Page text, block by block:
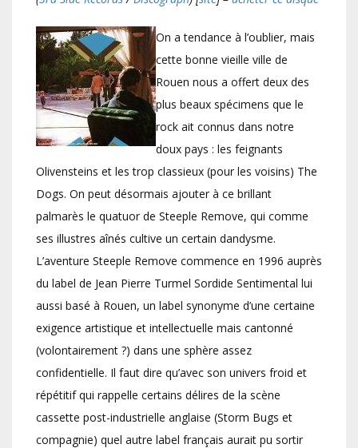
On a tendance à l’oublier, mais
cette bonne vieille ville de
Rouen nous a offert deux des
plus beaux spécimens que le
rock ait connus dans notre
doux pays : les feignants
Olivensteins et les trop classieux (pour les voisins) The
Dogs. On peut désormais ajouter à ce brillant
palmarès le quatuor de Steeple Remove, qui comme
ses illustres aînés cultive un certain dandysme.
L’aventure Steeple Remove commence en 1996 auprès
du label de Jean Pierre Turmel Sordide Sentimental lui
aussi basé à Rouen, un label synonyme d’une certaine
exigence artistique et intellectuelle mais cantonné
(volontairement ?) dans une sphère assez
confidentielle. Il faut dire qu’avec son univers froid et
répétitif qui rappelle certains délires de la scène
cassette post-industrielle anglaise (Storm Bugs et
compagnie) quel autre label français aurait pu sortir